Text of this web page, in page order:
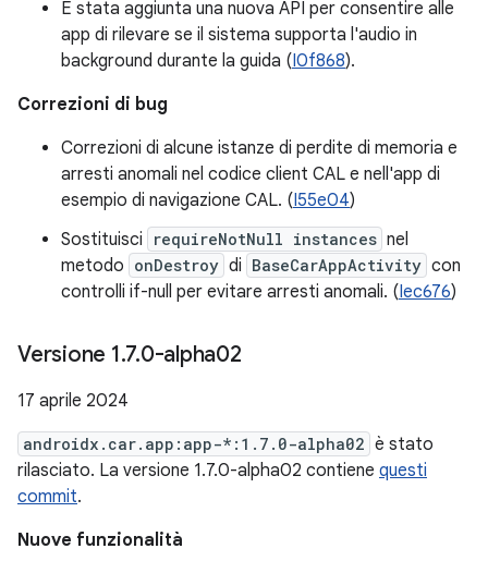
È stata aggiunta una nuova API per consentire alle
app di rilevare se il sistema supporta l'audio in
background durante la guida (I0f868).
Correzioni di bug
Correzioni di alcune istanze di perdite di memoria e
arresti anomali nel codice client CAL e nell'app di
esempio di navigazione CAL. (I55e04)
Sostituisci
requireNotNull instances nel
metodo onDestroy di BaseCarAppActivity con
controlli if-null per evitare arresti anomali. (Iec676)
Versione 1.7.0-alpha02
17 aprile 2024
androidx.car.app:app-*:1.7.0-alpha02 è stato
rilasciato. La versione 1.7.0-alpha02 contiene questi
commit.
Nuove funzionalità